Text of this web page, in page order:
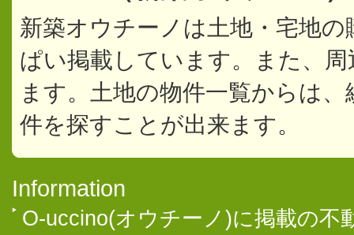
新築オウチーノは土地・宅地
ぱい掲載しています。また、
ます。土地の物件一覧からは
件を探すことが出来ます。
Information
O-uccino(オウチーノ)に掲載の不